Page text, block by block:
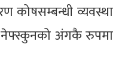
कोषसम्बन्धी व्यवस्था
नेफ्स्कुनको अंगकै रुपमा